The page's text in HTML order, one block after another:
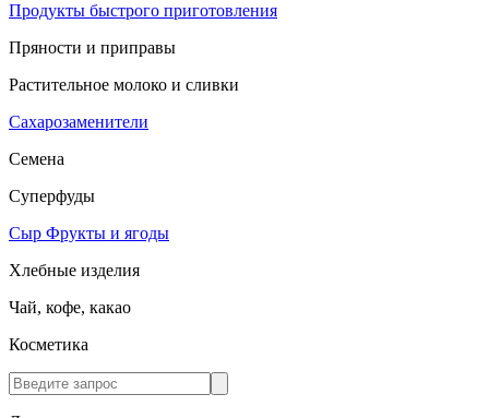
Продукты быстрого приготовления
Пряности и приправы
Растительное молоко и сливки
Сахарозаменители
Семена
Суперфуды
Сыр Фрукты и ягоды
Хлебные изделия
Чай, кофе, какао
Косметика